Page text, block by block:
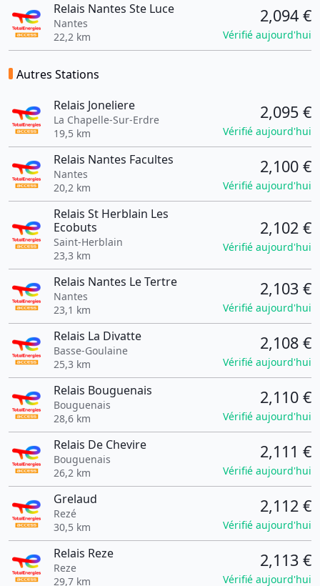
Relais Nantes Ste Luce
Nantes
22,2 km
2,094 €
Vérifié aujourd'hui
Autres Stations
Relais Joneliere
La Chapelle-Sur-Erdre
19,5 km
2,095 €
Vérifié aujourd'hui
Relais Nantes Facultes
Nantes
20,2 km
2,100 €
Vérifié aujourd'hui
Relais St Herblain Les
Ecobuts
Saint-Herblain
23,3 km
2,102 €
Vérifié aujourd'hui
Relais Nantes Le Tertre
Nantes
23,1 km
2,103 €
Vérifié aujourd'hui
Relais La Divatte
Basse-Goulaine
25,3 km
2,108 €
Vérifié aujourd'hui
Relais Bouguenais
Bouguenais
28,6 km
2,110 €
Vérifié aujourd'hui
Relais De Chevire
Bouguenais
26,2 km
2,111 €
Vérifié aujourd'hui
Grelaud
Rezé
30,5 km
2,112 €
Vérifié aujourd'hui
Relais Reze
Reze
29,7 km
2,113 €
Vérifié aujourd'hui